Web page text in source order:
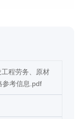
程劳务、原材
参考信息.pdf